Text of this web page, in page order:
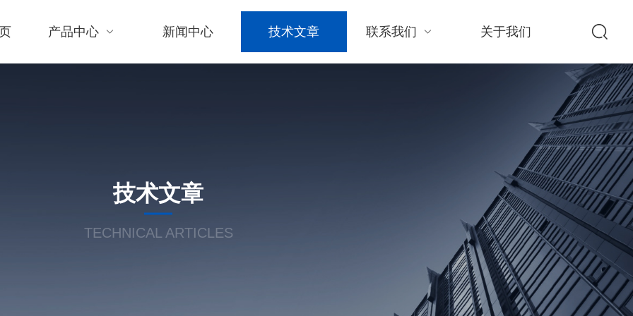
产品中心 新闻中心 技术文章 联系我们 关于我们
技术文章
TECHNICAL ARTICLES